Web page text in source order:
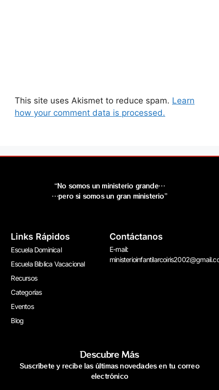
This site uses Akismet to reduce spam. Learn
how your comment data is processed.
“No somos un ministerio grande…
…pero si somos un gran ministerio”
Links Rápidos
Escuela Dominical
Escuela Bíblica Vacacional
Recursos
Categorías
Eventos
Blog
Contáctanos
E-mail:
Descubre Más
Suscríbete y recibe las últimas novedades en tu correo
electrónico